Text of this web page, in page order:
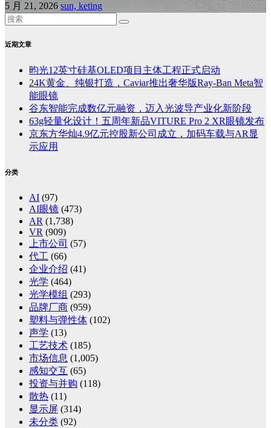
5 月 21, 2026 sun, keting
近期文章
昀光12英寸硅基OLED项目主体工程正式启动
24K黄金、纯银打造，Caviar推出奢华版Ray-Ban Meta智
能眼镜
谷东智能完成数亿元融资，迈入光波导产业化新阶段
63g轻量化设计！五周年新品VITURE Pro 2 XR眼镜发布
京东方华灿4.9亿元控股新公司成立，加码车载与AR显
示应用
分类
AI (97)
AI眼镜 (473)
AR (1,738)
VR (909)
上市公司 (57)
代工 (66)
企业介绍 (41)
光学 (464)
光学模组 (293)
品牌厂商 (959)
塑料与弹性体 (102)
声学 (13)
工艺技术 (185)
市场信息 (1,005)
感知交互 (65)
投资与并购 (118)
散热 (11)
显示屏 (314)
未分类 (92)